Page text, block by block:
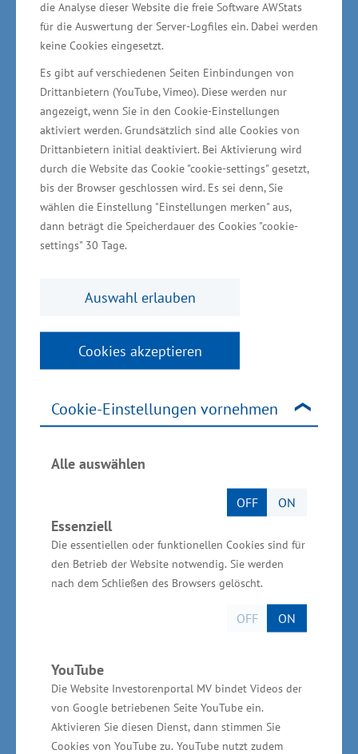
die Analyse dieser Website die freie Software AWStats
für die Auswertung der Server-Logfiles ein. Dabei werden
keine Cookies eingesetzt.
Es gibt auf verschiedenen Seiten Einbindungen von
Drittanbietern (YouTube, Vimeo). Diese werden nur
angezeigt, wenn Sie in den Cookie-Einstellungen
aktiviert werden. Grundsätzlich sind alle Cookies von
Drittanbietern initial deaktiviert. Bei Aktivierung wird
durch die Website das Cookie "cookie-settings" gesetzt,
bis der Browser geschlossen wird. Es sei denn, Sie
wählen die Einstellung "Einstellungen merken" aus,
dann beträgt die Speicherdauer des Cookies "cookie-
settings" 30 Tage.
Auswahl erlauben
Cookies akzeptieren
Cookie-Einstellungen vornehmen
Alle auswählen
OFF ON
Essenziell
Die essentiellen oder funktionellen Cookies sind für
den Betrieb der Website notwendig. Sie werden
nach dem Schließen des Browsers gelöscht.
OFF ON
YouTube
Die Website Investorenportal MV bindet Videos der
von Google betriebenen Seite YouTube ein.
Aktivieren Sie diesen Dienst, dann stimmen Sie
Cookies von YouTube zu. YouTube nutzt zudem
ist. Der Handlungsdruck auf die
Bundesregierung ist inzwischen enorm. Es
braucht jetzt endlich klare und einheitliche
Maßnahmen für einen Wirtschaftsaufschwung.
Zwei nicht miteinander abgestimmte
Wirtschaftsgipfel an einem einzigen Tag, das ist
offensichtlich kontraproduktiv und erinnert
stark an einen Streit um den besten Platz auf
dem Klassenfoto.“
Nach aktuellen Angaben der Bundesagentur für
Mecklenburg-Vorpommern im Oktober 2024
bei 7,6 Prozent. Im Vergleich zum Vormonat
waren 640 Personen weniger arbeitslos
gemeldet (minus 1,0 Prozent). Die Zahl der
Arbeitslosen beläuft sich damit auf 62.100.
Verglichen mit dem Vorjahresmonat ist die Zahl
Reinhard Meyer: „Die übliche Herbstbelebung
am Arbeitsmarkt zeigt sich auch im Oktober.
Davon profitieren nahezu alle Gruppen, also
Jüngere unter 25, Frauen und Männer und
Ausländer.“
Die Personalnachfrage ist im Vergleich zum
Vorjahr relativ deutlich gesunken. Derzeit sind
15.000 offene sozialversicherungspflichtige
Stellen gemeldet. Das ist ein Minus von 11,5
Prozent zum Vorjahresmonat.